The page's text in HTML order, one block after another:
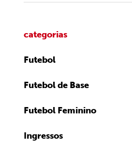
categorias
Futebol
Futebol de Base
Futebol Feminino
Ingressos